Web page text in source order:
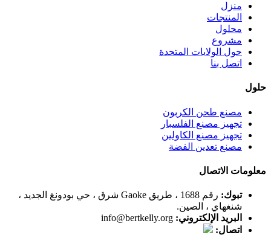
منزل
المنتجات
محلول
مشروع
حول الولايات المتحدة
اتصل بنا
حلول
مصنع طحن الكربون
تجهيز مصنع الفلسبار
تجهيز مصنع الكاولين
مصنع تعدين الفضة
معلومات الاتصال
تبوك:
رقم 1688 ، طريق Gaoke شرق ، حي بودونغ الجديد ،
شنغهاي ، الصين.
البريد الإلكتروني: info@bertkelly.org
اتصال: